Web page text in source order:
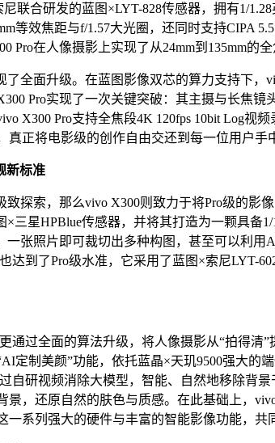
联合研发的蓝图×LYT-828传感器，拥有1/
等效焦距与f/1.57大光圈，还同时支持CIPA
Pro在人像摄影上实现了从24mm到135mm的全
全面升级。 在蓝图影像双芯的算力支持下，
Pro实现了一次关键突破：其主摄与长焦
X300 Pro支持全焦段4K 120fps 10bit Log
正将电影级的创作自由交还到每一位用户手
新标准
致探索，那么vivo X300则致力于将Pro级的
×三星HPBlue传感器，并将其打造为一颗具
一张照片即可裁切出多种构图，甚至可以利
达到了Pro级水准，它采用了蓝图×索尼LYT-
通过全面的算法升级，将人像摄影从“拍得
定制美颜”功能，依托蓝晶×天玑9500强大
自研视频消除大模型，智能、自然地移除
景，还原自然的肤色与质感。在此基础上，
系列强大的硬件与丰富的智能影像功能，共